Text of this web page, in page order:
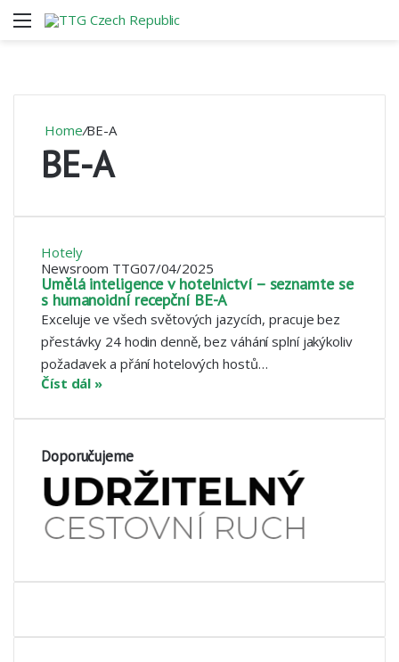
Menu
Home/BE-A
BE-A
Hotely
Newsroom TTG07/04/2025
Umělá inteligence v hotelnictví – seznamte se
s humanoidní recepční BE-A
Exceluje ve všech světových jazycích, pracuje bez
přestávky 24 hodin denně, bez váhání splní jakýkoliv
požadavek a přání hotelových hostů…
Číst dál »
Doporučujeme